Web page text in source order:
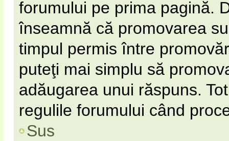
forumului pe prima pagină.
înseamnă că promovarea
timpul permis între
puteţi mai simplu să
adăugarea unui răspuns.
regulile forumului când
Sus